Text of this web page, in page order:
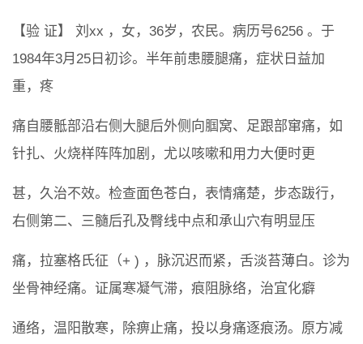
【验 证】 刘xx ，女，36岁，农民。病历号6256 。于
1984年3月25日初诊。半年前患腰腿痛，症状日益加
重，疼
痛自腰骶部沿右侧大腿后外侧向腘窝、足跟部窜痛，如
针扎、火烧样阵阵加剧，尤以咳嗽和用力大便时更
甚，久治不效。检查面色苍白，表情痛楚，步态跋行，
右侧第二、三髓后孔及臀线中点和承山穴有明显压
痛，拉塞格氏征（+ ) ，脉沉迟而紧，舌淡苔薄白。诊为
坐骨神经痛。证属寒凝气滞，痕阻脉络，治宜化癖
通络，温阳散寒，除痹止痛，投以身痛逐痕汤。原方减